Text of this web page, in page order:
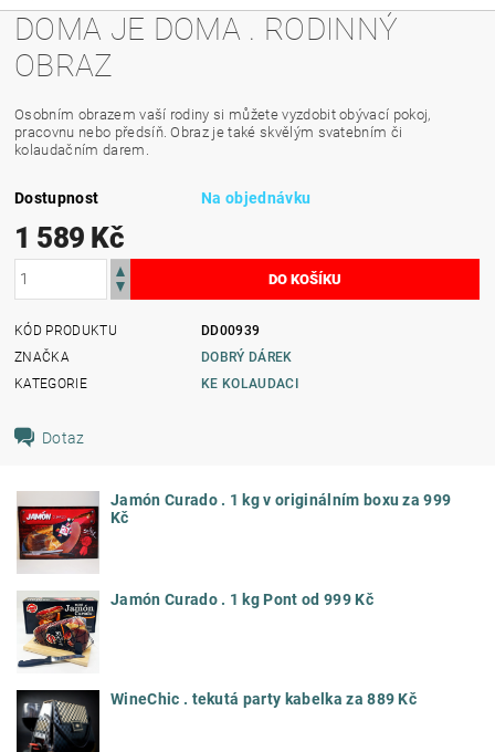
DOMA JE DOMA . RODINNÝ
OBRAZ
Osobním obrazem vaší rodiny si můžete vyzdobit obývací pokoj,
pracovnu nebo předsíň. Obraz je také skvělým svatebním či
kolaudačním darem.
Dostupnost Na objednávku
1 589 Kč
KÓD PRODUKTU
DD00939
ZNAČKA
DOBRÝ DÁREK
KATEGORIE
KE KOLAUDACI
Dotaz
Jamón Curado . 1 kg v originálním boxu za 999
Kč
Jamón Curado . 1 kg Pont od 999 Kč
WineChic . tekutá party kabelka za 889 Kč